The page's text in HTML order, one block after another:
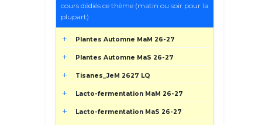
cours dédiés ce thème (matin ou soir pour la
plupart)
Plantes Automne MaM 26-27
Plantes Automne MaS 26-27
Tisanes_JeM 2627 LQ
Lacto-fermentation MaM 26-27
Lacto-fermentation MaS 26-27